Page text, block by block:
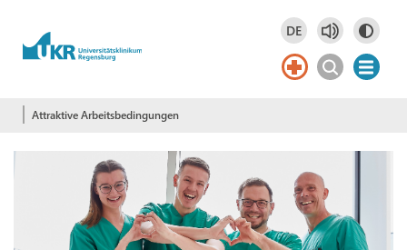
Springe zum Hauptinhalt DE
Deutsch
DE
Attraktive Arbeitsbedingungen